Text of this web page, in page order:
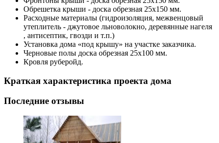
Обрешетка крыши - доска обрезная 25х150 мм.
Расходные материалы (гидроизоляция, межвенцовый
утеплитель - джутовое льноволокно, деревянные нагеля
, антисептик, гвозди и т.п.)
Установка дома «под крышу» на участке заказчика.
Черновые полы доска обрезная 25х100 мм.
Кровля руберойд.
Краткая характеристика проекта дома
Последние отзывы